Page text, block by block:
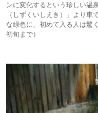
ンに変化するという珍しい温
（しずくいしえき）」より
な緑色に、初めて入る人は驚
初旬まで）